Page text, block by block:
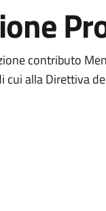
contributo
cui alla Direttiva